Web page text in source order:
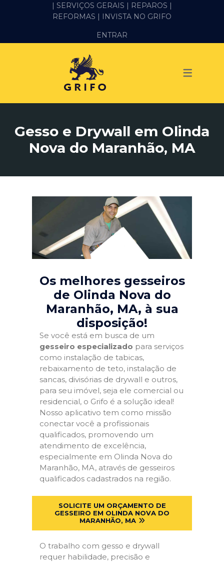
ALVENARIA E PEDREIRO
IMPERMEABILIZAÇÃO
MARIDO DE ALUGUEL
PINTURA
REFORMA
| SERVIÇOS GERAIS | REPAROS |
REFORMAS | INVISTA NO GRIFO
ENTRAR
Gesso e Drywall em Olinda
Nova do Maranhão, MA
Os melhores gesseiros
de Olinda Nova do
Maranhão, MA, à sua
disposição!
Se você está em busca de um
gesseiro especializado para serviços
como instalação de tabicas,
rebaixamento de teto, instalação de
sancas, divisórias de drywall e outros,
para seu imóvel, seja ele comercial ou
residencial, o Grifo é a solução ideal!
Nosso aplicativo tem como missão
conectar você a profissionais
qualificados, promovendo um
atendimento de excelência,
especialmente em Olinda Nova do
Maranhão, MA, através de gesseiros
qualificados cadastrados na região.
SOLICITE UM ORÇAMENTO DE
GESSEIRO EM OLINDA NOVA DO
MARANHÃO, MA
O trabalho com gesso e drywall
requer habilidade, precisão e